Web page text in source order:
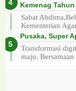
Kemenag
Sabat
Kementerian
Pusaka, Super
Transformasi
maju. Bersamaan